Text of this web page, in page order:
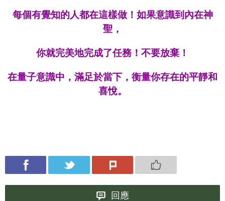
每個有覺知的人都在這樣做！如果意識到內在神
聖，
你就完美地完成了任務！不要放棄！
在量子意識中， 滿足於當下，衡量你存在的平靜和
喜悅。
回應